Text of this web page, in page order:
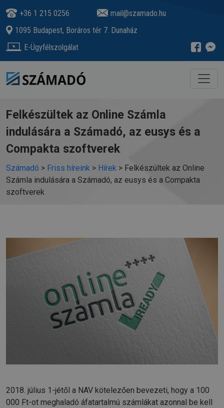
+36 1 215 0256
mail@szamado.hu
1095 Budapest, Boráros tér 7. Dunaház
E-Ügyfélszolgálat
Felkészültek az Online Számla
indulására a Számadó, az eusys és a
Compakta szoftverek
Számadó > Friss híreink > Hírek > Felkészültek az Online
Számla indulására a Számadó, az eusys és a Compakta
szoftverek
2018. július 1-jétől a NAV kötelezően bevezeti, hogy a 100
000 Ft-ot meghaladó áfatartalmú számlákat azonnal be kell